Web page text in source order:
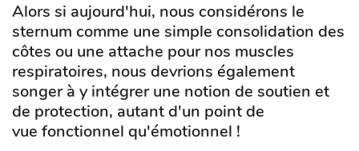
Alors si aujourd'hui, nous considérons le
sternum comme une simple consolidation des
côtes ou une attache pour nos muscles
respiratoires, nous devrions également
songer à y intégrer une notion de soutien et
de protection, autant d'un point de
vue fonctionnel qu'émotionnel !